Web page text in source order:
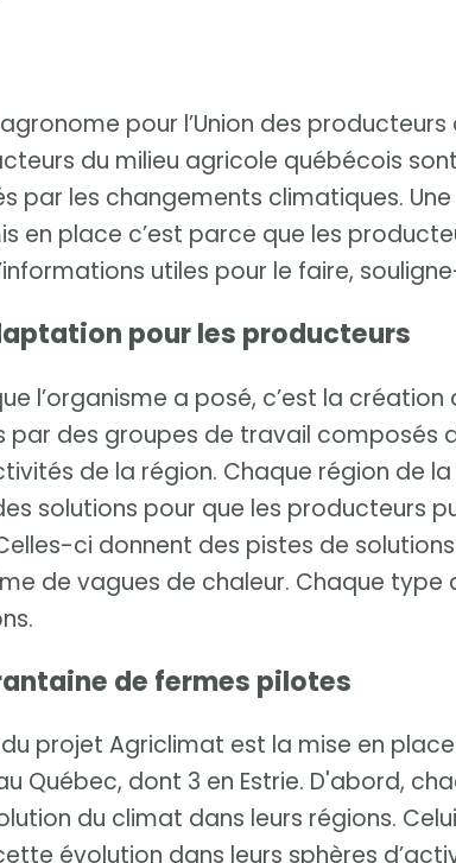
pour l’Union des producteurs
du milieu agricole québécois
par les changements climatiques.
en place c’est parce que les
utiles pour le faire,
pour les producteurs
l’organisme a posé, c’est la
par des groupes de travail composés
de la région. Chaque région de
solutions pour que les producteurs
ci donnent des pistes de
de vagues de chaleur. Chaque type
de fermes pilotes
projet Agriclimat est la mise en
Québec, dont 3 en Estrie. D'abord,
du climat dans leurs régions.
évolution dans leurs sphères